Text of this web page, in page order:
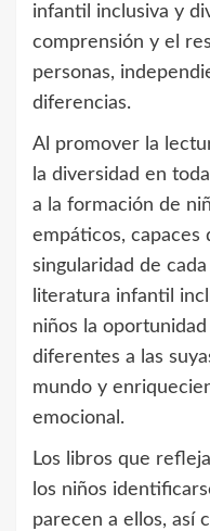
infantil inclusiva y
comprensión y el
personas,
diferencias.
Al promover la
la diversidad en
a la formación de
empáticos, capaces
singularidad de
literatura infantil
niños la
diferentes a las
mundo y
emocional.
Los libros que
los niños
parecen a ellos, así